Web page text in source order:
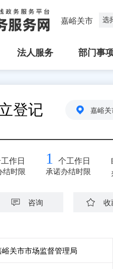
嘉峪关市 选
法人服务 部门事
登记 嘉峪
作日
结时限
1 个工作日
承诺办结时限
咨询 收
峪关市市场监督管理局